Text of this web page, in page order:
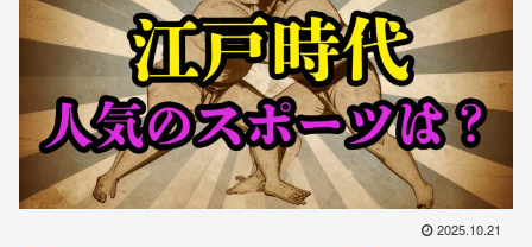
2025.10.21